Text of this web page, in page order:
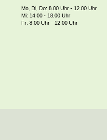
Mo, Di, Do: 8.00 Uhr - 12.00 Uhr
Mi: 14.00 - 18.00 Uhr
Fr: 8.00 Uhr - 12.00 Uhr